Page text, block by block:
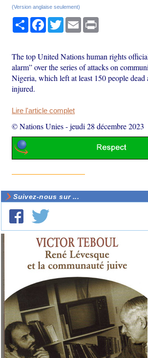
(Version anglaise seulement)
PartagerFacebook
TwitterEmail
The top United Nations human rights
alarm” over the series of attacks on
Nigeria, which left at least 150 people dead
injured.
Lire l'article complet
© Nations Unies-jeudi 28 décembre 2023
Suivez-nous sur ...